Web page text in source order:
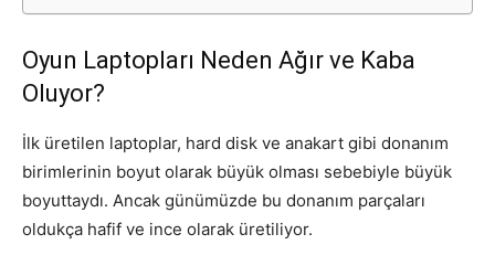
Oyun Laptopları Neden Ağır ve Kaba
Oluyor?
İlk üretilen laptoplar, hard disk ve anakart gibi donanım
birimlerinin boyut olarak büyük olması sebebiyle büyük
boyuttaydı. Ancak günümüzde bu donanım parçaları
oldukça hafif ve ince olarak üretiliyor.